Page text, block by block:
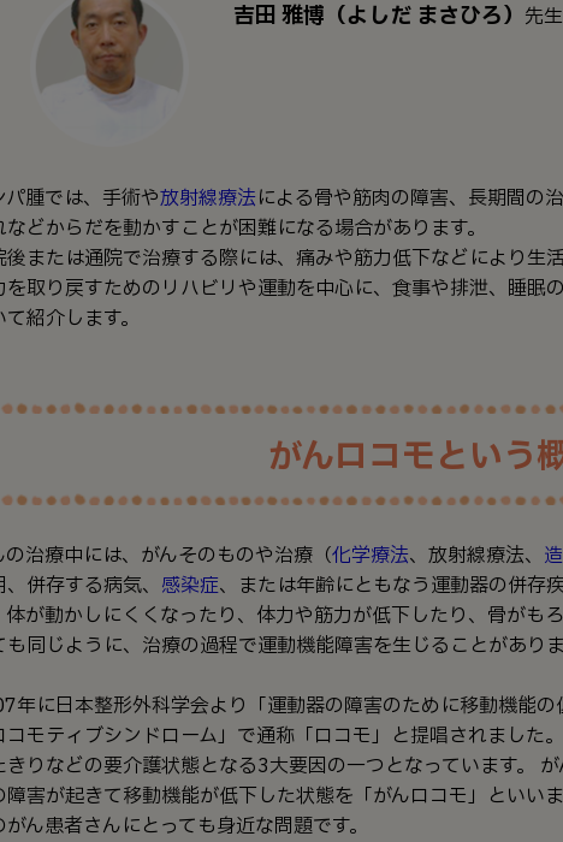
吉田 雅博（よしだ まさひろ） 先生
パ腫では、手術や放射線療法による骨や筋肉の障害、長期間の
などからだを動かすことが困難になる場合があります。
後または通院で治療する際には、痛みや筋力低下などにより生
を取り戻すためのリハビリや運動を中心に、食事や排泄、睡眠
紹介します。
がんロコモという
の治療中には、がんそのものや治療（化学療法、放射線療法、
併存する病気、 感染症、または年齢にともなう運動器の併存
体が動かしにくくなったり、体⼒や筋⼒が低下したり、⾻がも
も同じように、治療の過程で運動機能障害を生じることがありま
年に日本整形外科学会より「運動器の障害のために移動機能
コモティブシンドローム」で通称「ロコモ」と提唱されました
きりなどの要介護状態となる3大要因の一つとなっています。
障害が起きて移動機能が低下した状態を「がんロコモ」といい
ん患者さんにとっても⾝近な問題です。